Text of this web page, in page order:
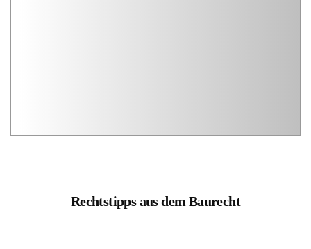
Rechtstipps aus dem Baurecht